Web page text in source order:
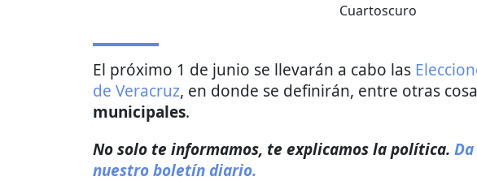
Cuartoscuro
El próximo 1 de junio se llevarán a cabo las
de Veracruz, en donde se definirán, entre otras
municipales.
No solo te informamos, te explicamos la política.
nuestro boletín diario.